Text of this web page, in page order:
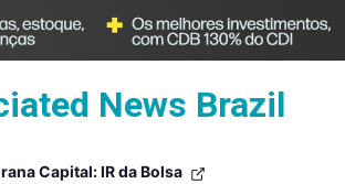
News Brazil
Capital: IR da Bolsa